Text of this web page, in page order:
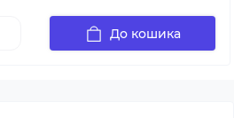
До кошика